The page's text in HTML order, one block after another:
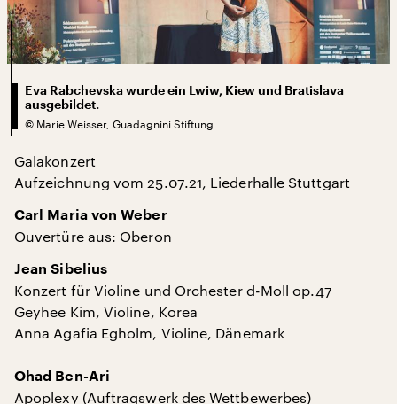
Eva Rabchevska wurde ein Lwiw, Kiew und Bratislava
ausgebildet.
© Marie Weisser, Guadagnini Stiftung
Galakonzert
Aufzeichnung vom 25.07.21, Liederhalle Stuttgart
Carl Maria von Weber
Ouvertüre aus: Oberon
Jean Sibelius
Konzert für Violine und Orchester d-Moll op.47
Geyhee Kim, Violine, Korea
Anna Agafia Egholm, Violine, Dänemark
Ohad Ben-Ari
Apoplexy (Auftragswerk des Wettbewerbes)